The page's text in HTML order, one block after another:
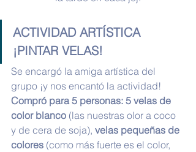
ACTIVIDAD ARTÍSTICA
¡PINTAR VELAS!
Se encargó la amiga artística del
grupo ¡y nos encantó la actividad!
Compró para 5 personas: 5 velas de
color blanco (las nuestras olor a coco
y de cera de soja), velas pequeñas de
colores (como más fuerte es el color,